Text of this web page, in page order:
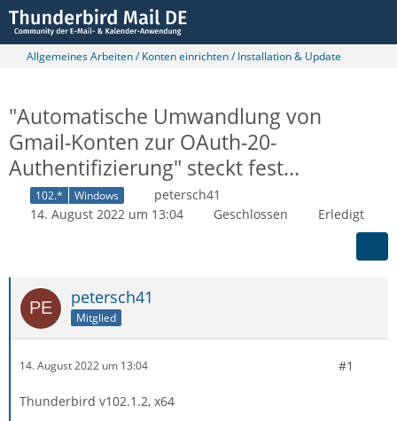
Allgemeines Arbeiten / Konten einrichten / Installation & Update
"Automatische Umwandlung von
Gmail-Konten zur OAuth-20-
Authentifizierung" steckt fest...
102.* Windows
petersch41
14. August 2022 um 13:04
Geschlossen Erledigt
petersch41
Mitglied
14. August 2022 um 13:04 #1
Thunderbird v102.1.2, x64